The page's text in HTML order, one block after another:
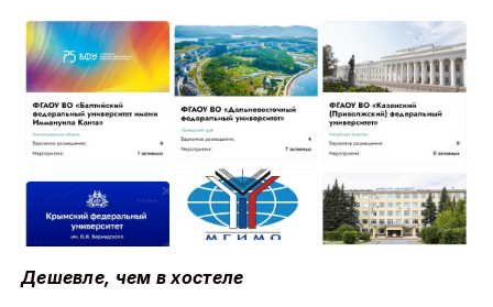
Дешевле, чем в хостеле